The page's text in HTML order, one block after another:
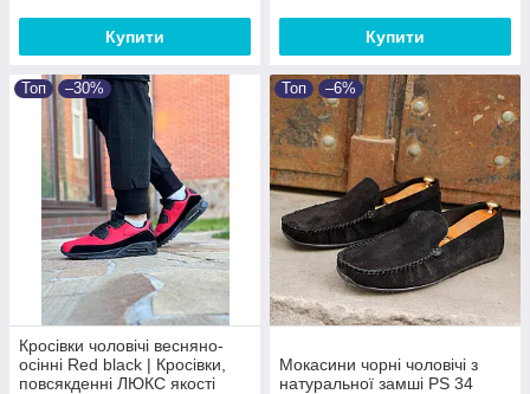
Купити Купити
Топ –30%
Кросівки чоловічі весняно-
осінні Red black | Кросівки,
повсякденні ЛЮКС якості
Топ –6%
Мокасини чорні чоловічі з
натуральної замші PS 34